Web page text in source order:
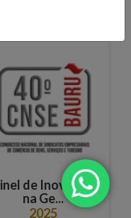
de Inovações
na Ge...
2025